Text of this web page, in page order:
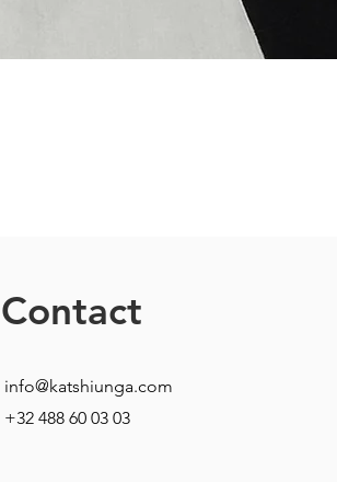
Contact
info@katshiunga.com
+32 488 60 03 03